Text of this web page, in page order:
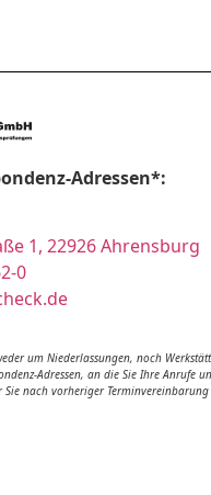
Adressen*:
1, 22926 Ahrensburg
0
um Niederlassungen, noch
Adressen, an die Sie Ihre Anrufe
nach vorheriger Terminvereinbarung